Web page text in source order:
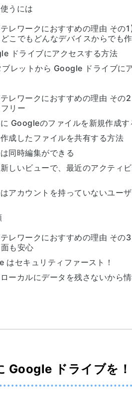
うには
レワークにおすすめの理由 その
こでもどんなデバイスからでも
ドライブにアクセスする方法
レットから Google ドライブに
レワークにおすすめの理由 その
リー
Googleのファイルを新規作成す
成したファイルを共有する方法
同時編集ができる
しいビューで、最近のアクティ
アカウントを持っていないユー
レワークにおすすめの理由 その
も安心
セキュリティファースト！
ーカルにデータを残さないから
Google ドライブを！